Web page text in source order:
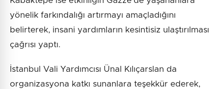
yönelik farkındalığı artırmayı amaçladığını
belirterek, insani yardımların kesintisiz ulaştırılması
çağrısı yaptı.
İstanbul Vali Yardımcısı Ünal Kılıçarslan da
organizasyona katkı sunanlara teşekkür ederek,